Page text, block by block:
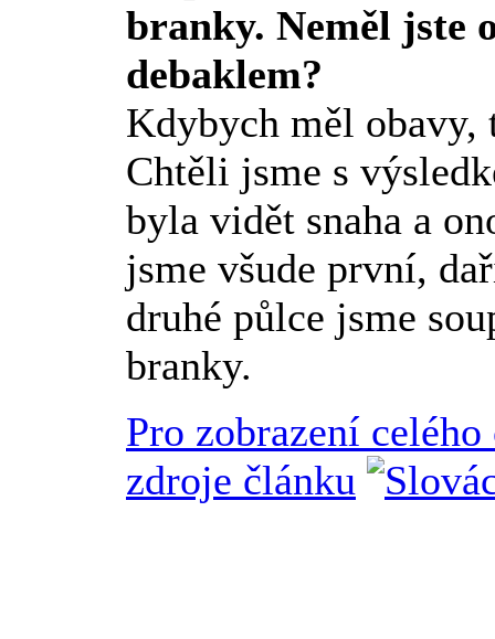
branky. Neměl jste
debaklem?
Kdybych měl obavy,
Chtěli jsme s
byla vidět snaha a
jsme všude první,
druhé půlce jsme
branky.
Pro zobrazení
zdroje článku